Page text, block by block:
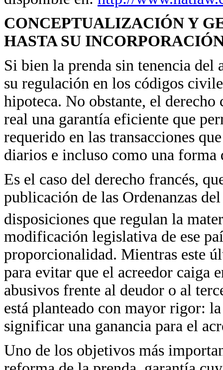
CONCEPTUALIZACIÓN Y
HASTA SU
Si bien la prenda sin tenencia del
su regulación en los códigos
hipoteca. No obstante, el derecho
real una garantía eficiente que
requerido en las transacciones
diarios e incluso como una forma
Es el caso del derecho francés,
publicación de las Ordenanzas
disposiciones que regulan la
modificación legislativa de ese
proporcionalidad. Mientras este
para evitar que el acreedor caiga
abusivos frente al deudor o al
está planteado con mayor rigor:
significar una ganancia para el
Uno de los objetivos más